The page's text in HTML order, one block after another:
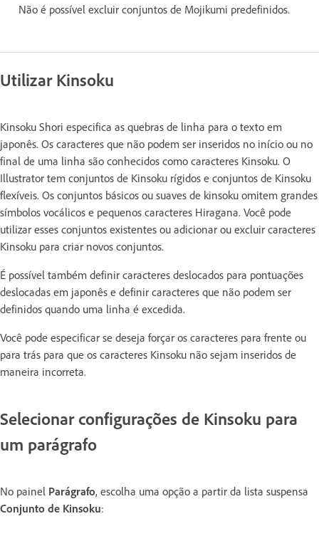
Não é possível excluir conjuntos de Mojikumi predefinidos.
Utilizar Kinsoku
Kinsoku Shori especifica as quebras de linha para o texto em
japonês. Os caracteres que não podem ser inseridos no início ou no
final de uma linha são conhecidos como caracteres Kinsoku. O
Illustrator tem conjuntos de Kinsoku rígidos e conjuntos de Kinsoku
flexíveis. Os conjuntos básicos ou suaves de kinsoku omitem grandes
símbolos vocálicos e pequenos caracteres Hiragana. Você pode
utilizar esses conjuntos existentes ou adicionar ou excluir caracteres
Kinsoku para criar novos conjuntos.
É possível também definir caracteres deslocados para pontuações
deslocadas em japonês e definir caracteres que não podem ser
definidos quando uma linha é excedida.
Você pode especificar se deseja forçar os caracteres para frente ou
para trás para que os caracteres Kinsoku não sejam inseridos de
maneira incorreta.
Selecionar configurações de Kinsoku para
um parágrafo
No painel Parágrafo, escolha uma opção a partir da lista suspensa
Conjunto de Kinsoku: